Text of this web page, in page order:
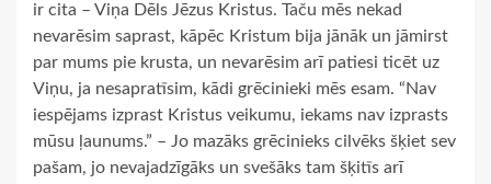
ir cita – Viņa Dēls Jēzus Kristus. Taču mēs nekad
nevarēsim saprast, kāpēc Kristum bija jānāk un jāmirst
par mums pie krusta, un nevarēsim arī patiesi ticēt uz
Viņu, ja nesapratīsim, kādi grēcinieki mēs esam. “Nav
iespējams izprast Kristus veikumu, iekams nav izprasts
mūsu ļaunums.” – Jo mazāks grēcinieks cilvēks šķiet sev
pašam, jo nevajadzīgāks un svešāks tam šķitīs arī